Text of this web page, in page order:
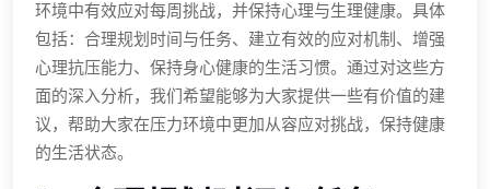
环境中有效应对每周挑战，并保持心理与生理健康。具体
包括：合理规划时间与任务、建立有效的应对机制、增强
心理抗压能力、保持身心健康的生活习惯。通过对这些方
面的深入分析，我们希望能够为大家提供一些有价值的建
议，帮助大家在压力环境中更加从容应对挑战，保持健康
的生活状态。